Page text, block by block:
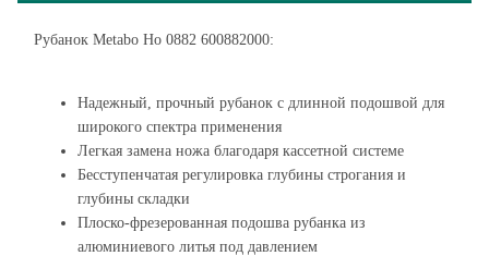
Рубанок Metabo Ho 0882 600882000:
Надежный, прочный рубанок с длинной подошвой для
широкого спектра применения
Легкая замена ножа благодаря кассетной системе
Бесступенчатая регулировка глубины строгания и
глубины складки
Плоско-фрезерованная подошва рубанка из
алюминиевого литья под давлением